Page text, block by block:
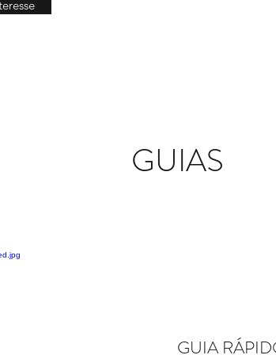
GUIAS
GUIA